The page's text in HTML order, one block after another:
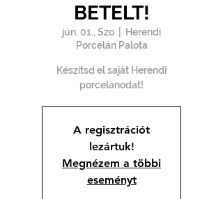
BETELT!
jún. 01., Szo
Herendi
Porcelán Palota
Készítsd el saját Herendi
porcelánodat!
A regisztrációt
lezártuk!
Megnézem a többi
eseményt